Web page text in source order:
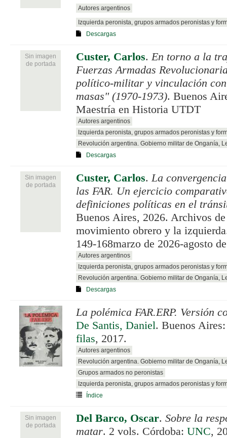
Autores argentinos
Izquierda peronista, grupos armados peronistas y
Descargas
Sin imagen
de portada
Custer, Carlos. En torno a la
Fuerzas Armadas
político-militar y vinculación
masas" (1970-1973). Buenos
Maestría en Historia UTDT
Autores argentinos
Izquierda peronista, grupos armados peronistas y
Revolución argentina. Gobierno militar de Onganía,
Descargas
Sin imagen
de portada
Custer, Carlos. La
las FAR. Un ejercicio
definiciones políticas en el
Buenos Aires, 2026. Archivos
movimiento obrero y la
149-168marzo de 2026-agosto
Autores argentinos
Izquierda peronista, grupos armados peronistas y
Revolución argentina. Gobierno militar de Onganía,
Descargas
La polémica FAR.ERP. Versión
De Santis, Daniel. Buenos
filas, 2017.
Autores argentinos
Revolución argentina. Gobierno militar de Onganía,
Grupos armados no peronistas
Izquierda peronista, grupos armados peronistas y
Índice
Sin imagen
de portada
Del Barco, Oscar. Sobre la
matar. 2 vols. Córdoba: UNC,